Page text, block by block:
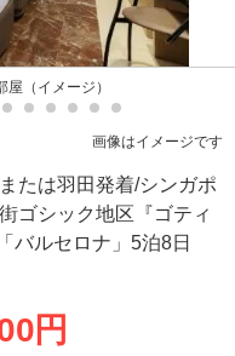
屋（イメージ）
画像はイメージです
たは羽田発着/シンガポ
ゴシック地区『ゴティ
バルセロナ」5泊8日
円